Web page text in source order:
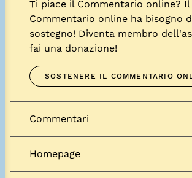
Ti piace il Commentario online? Il
Commentario online ha bisogno
sostegno! Diventa membro
fai una donazione!
SOSTENERE IL COMMENTARIO
Commentari
Homepage